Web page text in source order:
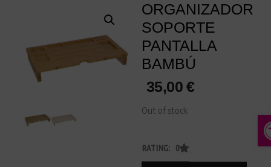
ORGANIZADOR
SOPORTE
PANTALLA
BAMBÚ
35,00€
Out of stock
RATING: 0